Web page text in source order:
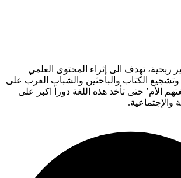
ربحية، تهدف الى إثراء المحتوى العلمي
العربي على والويب٬ وتشجيع الكتاب والباحثين والشباب العرب على
مشاركة المعلومة بلغتهم الأم٬ حتى تأخد هذه اللغة دوراً اكبر على
والإجتماعية.